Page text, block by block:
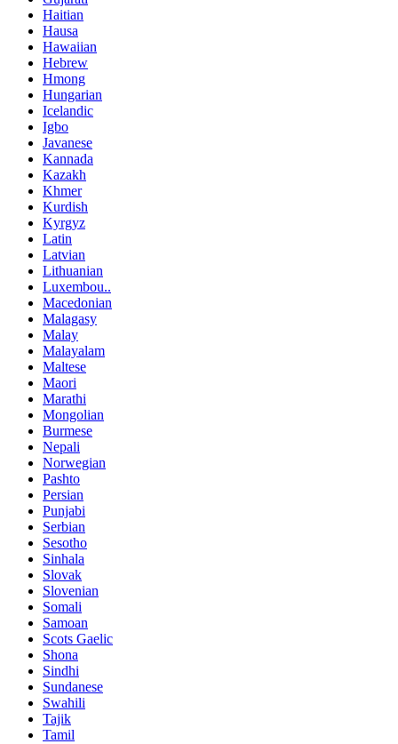
Haitian
Hausa
Hawaiian
Hebrew
Hmong
Hungarian
Icelandic
Igbo
Javanese
Kannada
Kazakh
Khmer
Kurdish
Kyrgyz
Latin
Latvian
Lithuanian
Luxembou..
Macedonian
Malagasy
Malay
Malayalam
Maltese
Maori
Marathi
Mongolian
Burmese
Nepali
Norwegian
Pashto
Persian
Punjabi
Serbian
Sesotho
Sinhala
Slovak
Slovenian
Somali
Samoan
Scots Gaelic
Shona
Sindhi
Sundanese
Swahili
Tajik
Tamil